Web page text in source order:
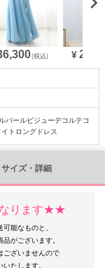
(税込) ¥
パールビジューデコルテコ
トロングドレス
サイズ・詳細
ります★★
能なものと、
がございます。
ございませんので